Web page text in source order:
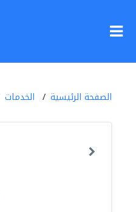
الصفحة الرئيسية الخدمات